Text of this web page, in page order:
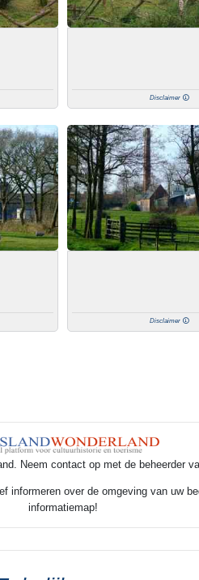
Disclaimer
Disclaimer
Neem contact op met de beheerder
informeren over de omgeving van uw
informatiemap!